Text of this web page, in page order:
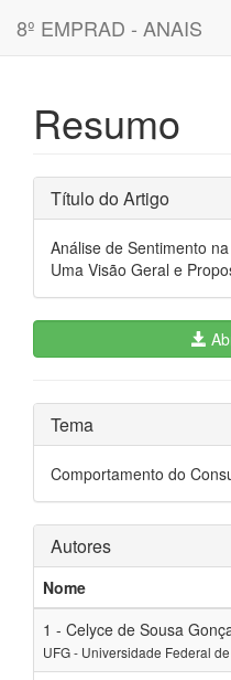
8º EMPRAD - ANAIS
Resumo
Título do Artigo
Análise de Sentimento
Uma Visão Geral e
Tema
Comportamento do
Autores
Nome
1 - Celyce de Sousa
UFG - Universidade Federal